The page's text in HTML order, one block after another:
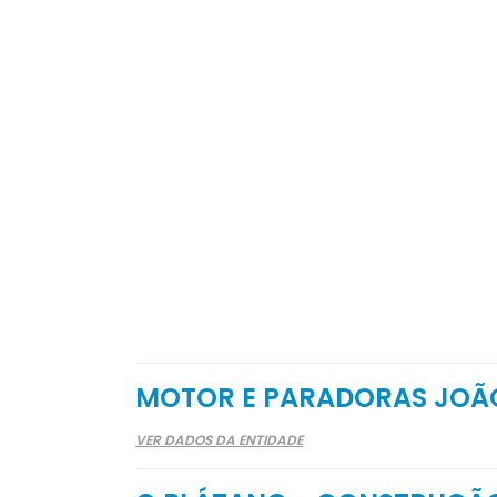
MOTOR E PARADORAS
VER DADOS DA ENTIDADE